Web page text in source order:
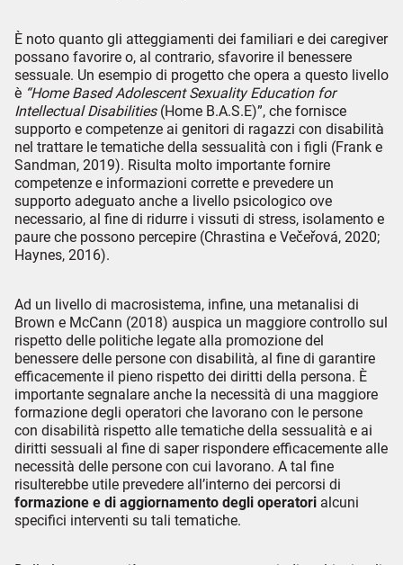
È noto quanto gli atteggiamenti dei familiari e dei caregiver
possano favorire o, al contrario, sfavorire il benessere
sessuale. Un esempio di progetto che opera a questo livello
è “Home Based Adolescent Sexuality Education for
Intellectual Disabilities(Home B.A.S.E)”, che fornisce
supporto e competenze ai genitori di ragazzi con disabilità
nel trattare le tematiche della sessualità con i figli (Frank e
Sandman, 2019). Risulta molto importante fornire
competenze e informazioni corrette e prevedere un
supporto adeguato anche a livello psicologico ove
necessario, al fine di ridurre i vissuti di stress, isolamento e
paure che possono percepire (Chrastina e Večeřová, 2020;
Haynes, 2016).
Ad un livello di macrosistema, infine, una metanalisi di
Brown e McCann (2018) auspica un maggiore controllo sul
rispetto delle politiche legate alla promozione del
benessere delle persone con disabilità, al fine di garantire
efficacemente il pieno rispetto dei diritti della persona. È
importante segnalare anche la necessità di una maggiore
formazione degli operatori che lavorano con le persone
con disabilità rispetto alle tematiche della sessualità e ai
diritti sessuali al fine di saper rispondere efficacemente alle
necessità delle persone con cui lavorano. A tal fine
risulterebbe utile prevedere all’interno dei percorsi di
formazione e di aggiornamento degli operatori alcuni
specifici interventi su tali tematiche.